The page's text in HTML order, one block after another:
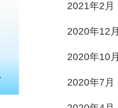
2021年2月
2020年12月
2020年10月
2020年7月